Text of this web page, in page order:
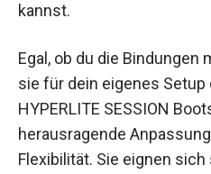
kannst.
Egal, ob du die Bindungen
sie für dein eigenes Setup
HYPERLITE SESSION
herausragende
Flexibilität. Sie eignen